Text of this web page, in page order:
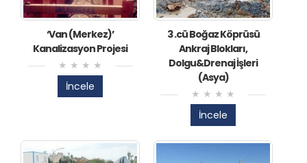
‘Van (Merkez)’
Kanalizasyon Projesi
İncele
3 .cü Boğaz Köprüsü
Ankraj Blokları,
Dolgu&Drenaj İşleri
(Asya)
İncele